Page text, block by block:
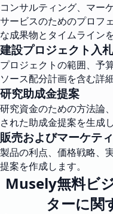
コンサルティング、マー
サービスのためのプロフ
な成果物とタイムライン
建設プロジェクト入札
プロジェクトの範囲、予
ソース配分計画を含む詳
研究助成金提案
研究資金のための方法論
された助成金提案を生成し
販売およびマーケテ
製品の利点、価格戦略、
提案を作成します。
Musely無料ビ
ターに関